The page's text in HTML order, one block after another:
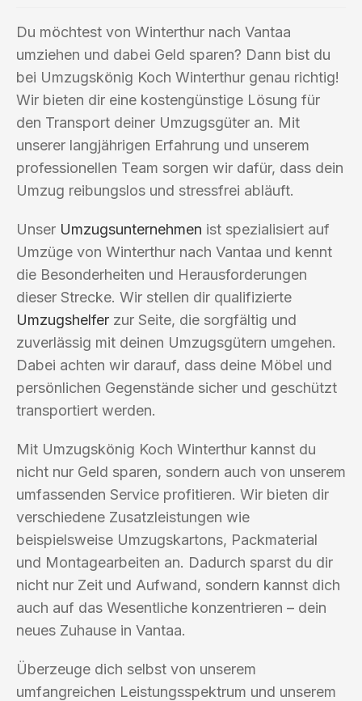
Du möchtest von Winterthur nach Vantaa
umziehen und dabei Geld sparen? Dann bist du
bei Umzugskönig Koch Winterthur genau richtig!
Wir bieten dir eine kostengünstige Lösung für
den Transport deiner Umzugsgüter an. Mit
unserer langjährigen Erfahrung und unserem
professionellen Team sorgen wir dafür, dass dein
Umzug reibungslos und stressfrei abläuft.
Unser Umzugsunternehmen ist spezialisiert auf
Umzüge von Winterthur nach Vantaa und kennt
die Besonderheiten und Herausforderungen
dieser Strecke. Wir stellen dir qualifizierte
Umzugshelfer zur Seite, die sorgfältig und
zuverlässig mit deinen Umzugsgütern umgehen.
Dabei achten wir darauf, dass deine Möbel und
persönlichen Gegenstände sicher und geschützt
transportiert werden.
Mit Umzugskönig Koch Winterthur kannst du
nicht nur Geld sparen, sondern auch von unserem
umfassenden Service profitieren. Wir bieten dir
verschiedene Zusatzleistungen wie
beispielsweise Umzugskartons, Packmaterial
und Montagearbeiten an. Dadurch sparst du dir
nicht nur Zeit und Aufwand, sondern kannst dich
auch auf das Wesentliche konzentrieren – dein
neues Zuhause in Vantaa.
Überzeuge dich selbst von unserem
umfangreichen Leistungsspektrum und unserem